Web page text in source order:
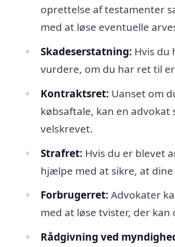
oprettelse af testamenter
med at løse eventuelle
Skadeserstatning: Hvis
vurdere, om du har ret til
Kontraktsret: Uanset om
købsaftale, kan en
velskrevet.
Strafret: Hvis du er blevet
hjælpe med at sikre, at
Forbrugerret: Advokater
med at løse tvister, der
Rådgivning ved